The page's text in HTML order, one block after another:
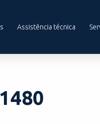
Assistência técnica